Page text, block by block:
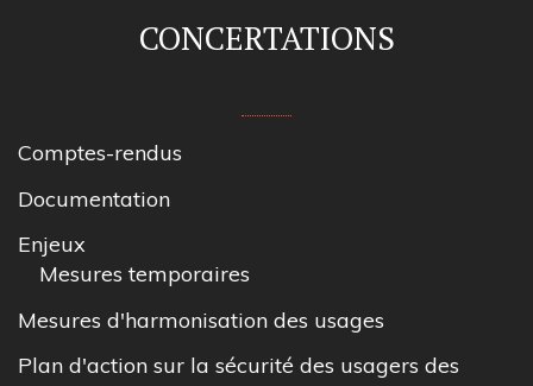
CONCERTATIONS
Comptes-rendus
Documentation
Enjeux
Mesures temporaires
Mesures d'harmonisation des usages
Plan d'action sur la sécurité des usagers des